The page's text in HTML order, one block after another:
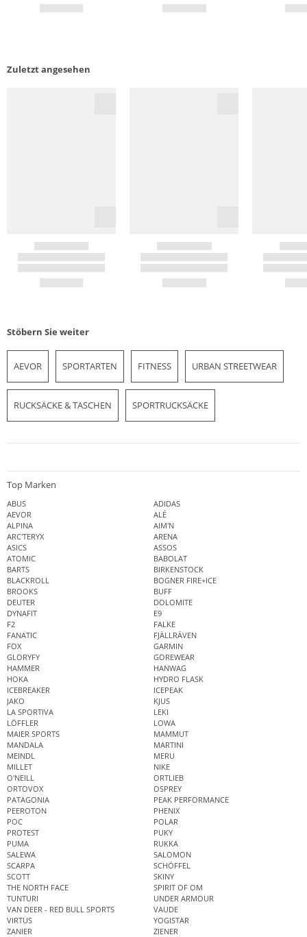
Zuletzt angesehen
Stöbern Sie weiter
AEVOR SPORTARTEN FITNESS URBAN STREETWEAR
RUCKSÄCKE & TASCHEN SPORTRUCKSÄCKE
Top Marken
ABUS
ADIDAS
AEVOR
ALÉ
ALPINA
AIM'N
ARC'TERYX
ARENA
ASICS
ASSOS
ATOMIC
BABOLAT
BARTS
BIRKENSTOCK
BLACKROLL
BOGNER FIRE+ICE
BROOKS
BUFF
DEUTER
DOLOMITE
DYNAFIT
E9
F2
FALKE
FANATIC
FJÄLLRÄVEN
FOX
GARMIN
GLORYFY
GOREWEAR
HAMMER
HANWAG
HOKA
HYDRO FLASK
ICEBREAKER
ICEPEAK
JAKO
KJUS
LA SPORTIVA
LEKI
LÖFFLER
LOWA
MAIER SPORTS
MAMMUT
MANDALA
MARTINI
MEINDL
MERU
MILLET
NIKE
O'NEILL
ORTLIEB
ORTOVOX
OSPREY
PATAGONIA
PEAK PERFORMANCE
PEEROTON
PHENIX
POC
POLAR
PROTEST
PUKY
PUMA
RUKKA
SALEWA
SALOMON
SCARPA
SCHÖFFEL
SCOTT
SKINY
THE NORTH FACE
SPIRIT OF OM
TUNTURI
UNDER ARMOUR
VAN DEER - RED BULL SPORTS
VAUDE
VIRTUS
YOGISTAR
ZANIER
ZIENER